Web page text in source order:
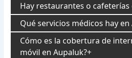
Hay restaurantes o cafeterías
Qué servicios médicos hay en
Cómo es la cobertura de
móvil en Aupaluk?